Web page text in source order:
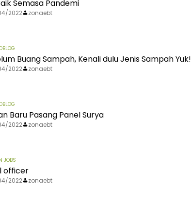
Semasa Pandemi
2022 zonaebt
Buang Sampah, Kenali dulu Jenis Sampah Yuk!
2022 zonaebt
Baru Pasang Panel Surya
2022 zonaebt
JOBS
officer
2022 zonaebt